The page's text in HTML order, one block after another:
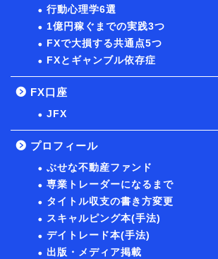
行動心理学6選
1億円稼ぐまでの実践3つ
FXで大損する共通点5つ
FXとギャンブル依存症
FX口座
JFX
プロフィール
ぶせな不動産ファンド
専業トレーダーになるまで
タイトル収支の書き方変更
スキャルピング本(手法)
デイトレード本(手法)
出版・メディア掲載